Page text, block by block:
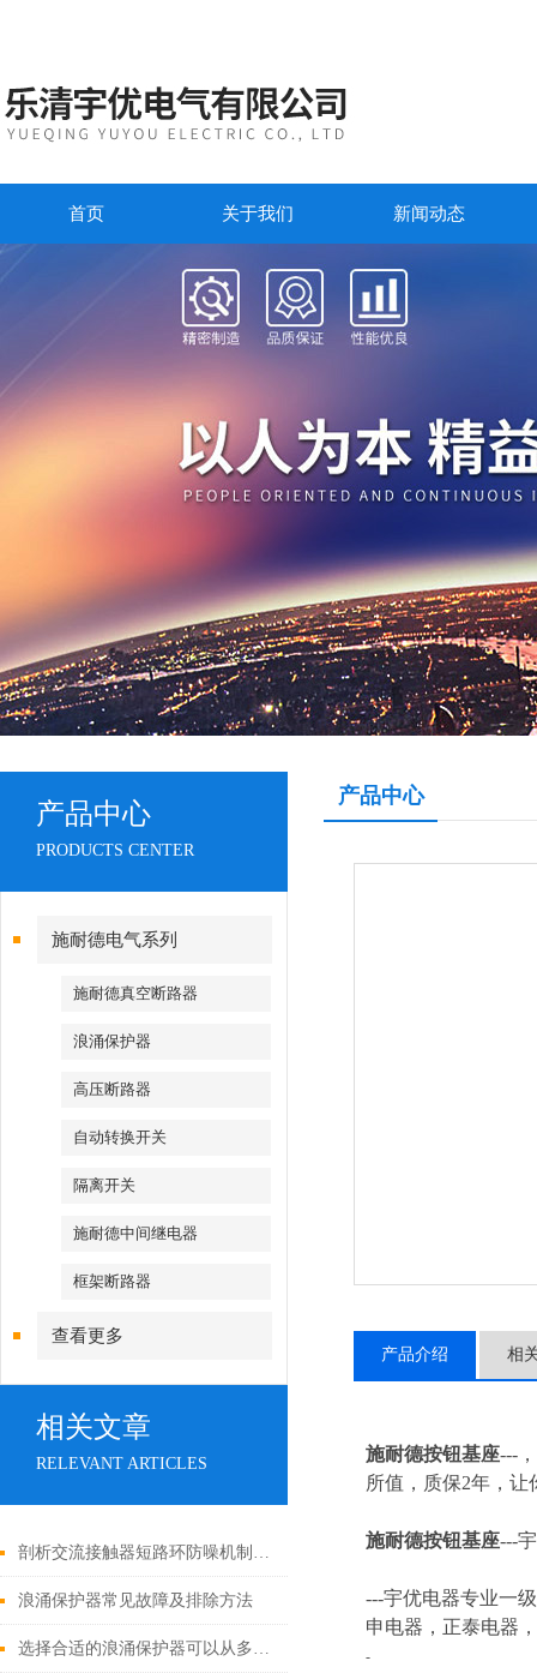
首页 关于我们 新闻动态
产品中心
PRODUCTS CENTER
施耐德电气系列
施耐德真空断路器
浪涌保护器
高压断路器
自动转换开关
隔离开关
施耐德中间继电器
框架断路器
查看更多
相关文章
RELEVANT ARTICLES
剖析交流接触器短路环防噪机制与电气安全操作红线
浪涌保护器常见故障及排除方法
选择合适的浪涌保护器可以从多个角度探讨
产品中心
产品介绍 相
施耐德按钮基座---
所值，质保2年，
施耐德按钮基座---
---宇优电器专业一
申电器，正泰电器
-